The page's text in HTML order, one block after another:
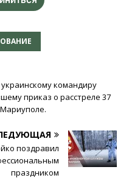
командиру
приказ о расстреле 37
поздравил
праздником